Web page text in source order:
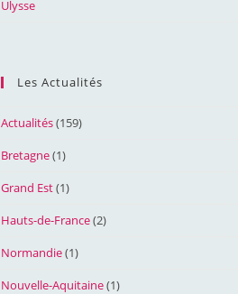
Ulysse
Les Actualités
Actualités(159)
Bretagne(1)
Grand Est(1)
Hauts-de-France(2)
Normandie(1)
Nouvelle-Aquitaine(1)